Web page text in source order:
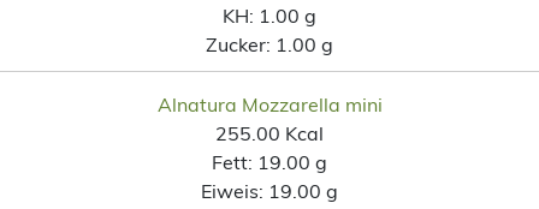
KH: 1.00 g
Zucker: 1.00 g
Alnatura Mozzarella mini
255.00 Kcal
Fett: 19.00 g
Eiweis: 19.00 g